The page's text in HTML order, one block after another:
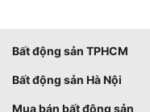
Bất động sản TPHCM
Bất động sản Hà Nội
Mua bán bất động sản